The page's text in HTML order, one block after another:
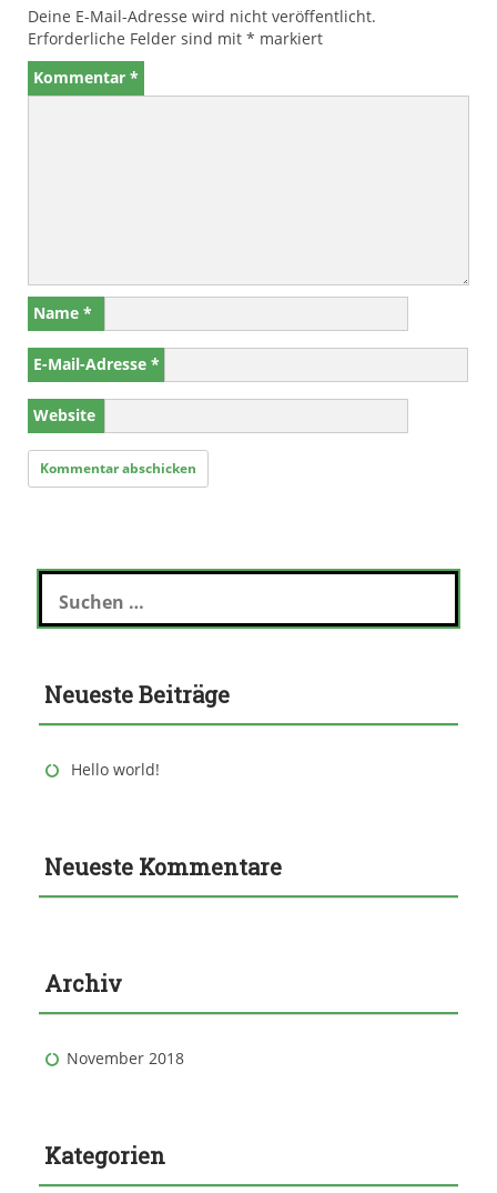
Deine E-Mail-Adresse wird nicht veröffentlicht.
Erforderliche Felder sind mit * markiert
Kommentar *
Name *
E-Mail-Adresse *
Website
Suchen
nach:
Neueste Beiträge
Hello world!
Neueste Kommentare
Archiv
November 2018
Kategorien